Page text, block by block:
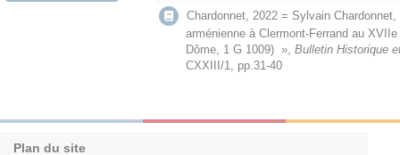
Chardonnet, 2022 = Sylvain
arménienne à Clermont-Ferrand au
Dôme, 1 G 1009) », Bulletin Historique
CXXIII/1, pp.31-40
Plan du site